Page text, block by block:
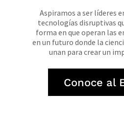
Aspiramos a ser líderes
tecnologías disruptivas
forma en que operan las
en un futuro donde la
unan para crear un
Conoce al